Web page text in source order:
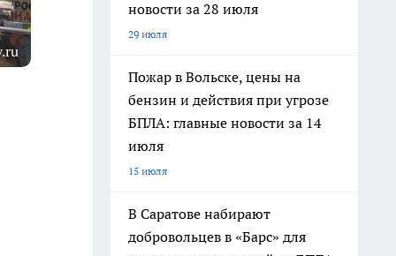
новости за 28 июля
29 июля
Пожар в Вольске, цены на
бензин и действия при угрозе
БПЛА: главные новости за 14
июля
15 июля
В Саратове набирают
добровольцев в «Барс» для